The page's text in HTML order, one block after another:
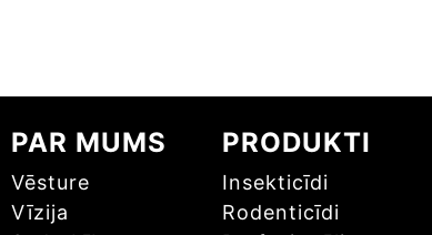
PAR MUMS
Vēsture
Vīzija
PRODUKTI
Insekticīdi
Rodenticīdi